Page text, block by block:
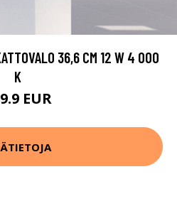
36,6 CM 12 W 4 000
K
EUR